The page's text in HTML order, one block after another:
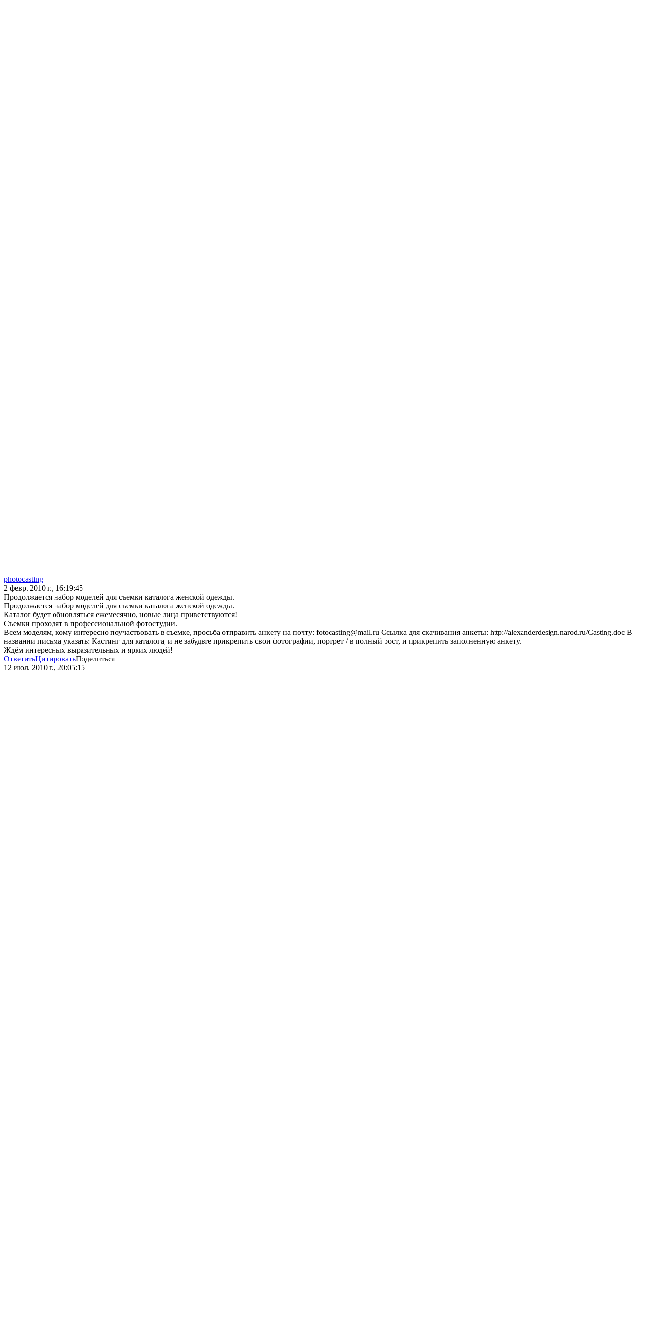
photocasting
2 февр. 2010 г., 16:19:45
Продолжается набор моделей для съемки каталога женской одежды.
Продолжается набор моделей для съемки каталога женской одежды.
Каталог будет обновляться ежемесячно, новые лица приветствуются!
Съемки проходят в профессиональной фотостудии.
Всем моделям, кому интересно поучаствовать в съемке, просьба отправить анкету на почту: fotocasting@mail.ru Ссылка для скачивания анкеты: http://alexanderdesign.narod.ru/Casting.doc В
названии письма указать: Кастинг для каталога, и не забудьте прикрепить свои фотографии, портрет / в полный рост, и прикрепить заполненную анкету.
Ждём интересных выразительных и ярких людей!
ОтветитьЦитироватьПоделиться
12 июл. 2010 г., 20:05:15